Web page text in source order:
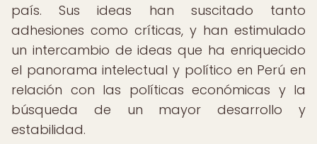
país. Sus ideas han suscitado tanto
adhesiones como críticas, y han estimulado
un intercambio de ideas que ha enriquecido
el panorama intelectual y político en Perú en
relación con las políticas económicas y la
búsqueda de un mayor desarrollo y
estabilidad.